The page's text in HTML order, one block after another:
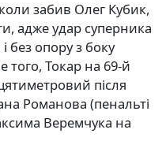
забив Олег Кубик,
адже удар суперника
без опору з боку
того, Токар на 69-й
після
Романова (пенальті
Веремчука на